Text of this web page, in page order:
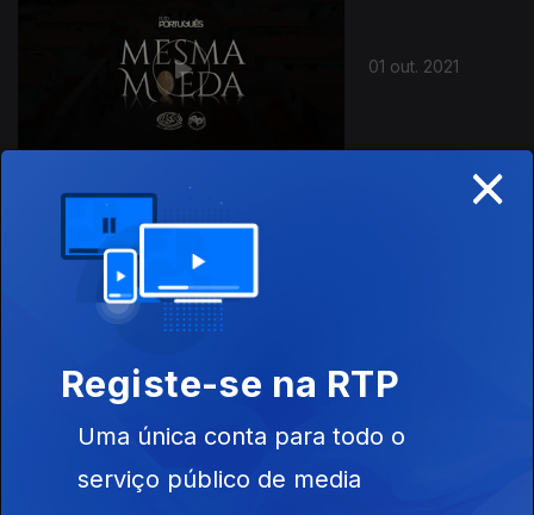
01 out. 2021
×
Registe-se na RTP
Uma única conta para todo o
serviço público de media